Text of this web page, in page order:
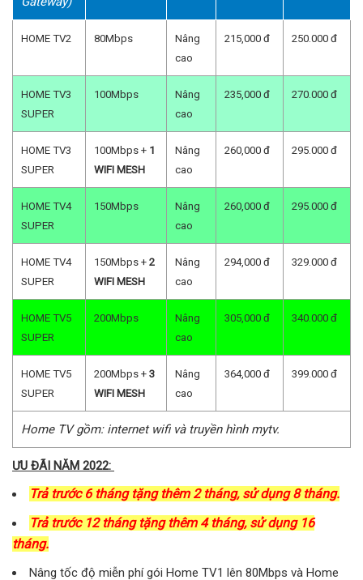
HOME TV2 80Mbps
Nâng
cao
215,000 đ 250.000 đ
HOME TV3
SUPER
100Mbps
Nâng
cao
235,000 đ 270.000 đ
HOME TV3
SUPER
100Mbps + 1
WIFI MESH
Nâng
cao
260,000 đ 295.000 đ
HOME TV4
SUPER
150Mbps
Nâng
cao
260,000 đ 295.000 đ
HOME TV4
SUPER
150Mbps + 2
WIFI MESH
Nâng
cao
294,000 đ 329.000 đ
HOME TV5
SUPER
200Mbps
Nâng
cao
305,000 đ 340.000 đ
HOME TV5
SUPER
200Mbps + 3
WIFI MESH
Nâng
cao
364,000 đ 399.000 đ
Home TV gồm: internet wifi và truyền hình mytv.
ƯU ĐÃI NĂM 2022:
Trả trước 6 tháng tặng thêm 2 tháng, sử dụng 8 tháng.
Trả trước 12 tháng tặng thêm 4 tháng, sử dụng 16
tháng.
Nâng tốc độ miễn phí gói Home TV1 lên 80Mbps và Home